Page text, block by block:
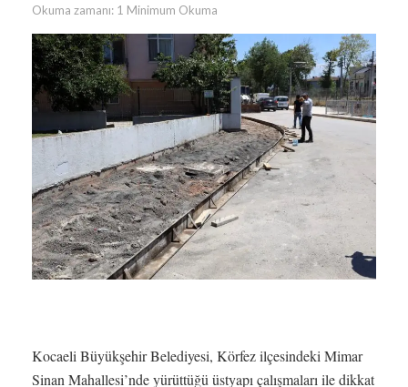
Okuma zamanı: 1 Minimum Okuma
Kocaeli Büyükşehir Belediyesi, Körfez ilçesindeki Mimar
Sinan Mahallesi’nde yürüttüğü üstyapı çalışmaları ile dikkat